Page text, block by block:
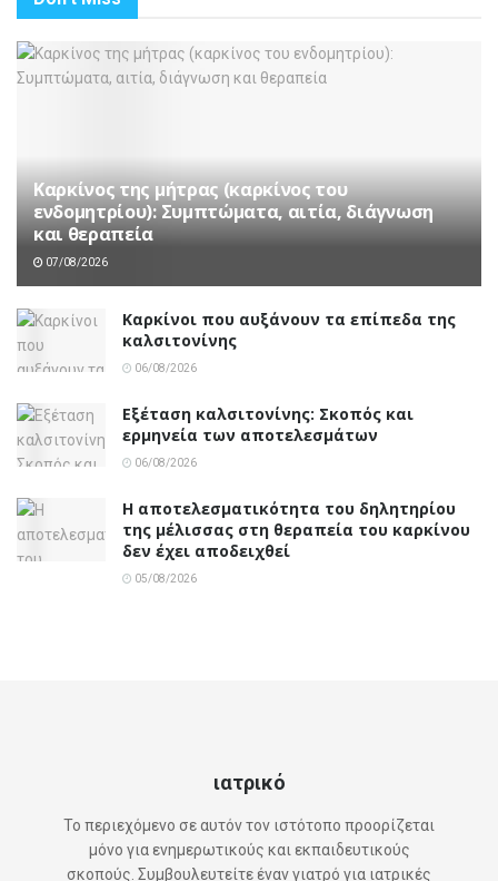
Καρκίνος της μήτρας (καρκίνος του
ενδομητρίου): Συμπτώματα, αιτία, διάγνωση
και θεραπεία
07/08/2026
Καρκίνοι που αυξάνουν τα επίπεδα της
καλσιτονίνης
06/08/2026
Εξέταση καλσιτονίνης: Σκοπός και
ερμηνεία των αποτελεσμάτων
06/08/2026
Η αποτελεσματικότητα του δηλητηρίου
της μέλισσας στη θεραπεία του καρκίνου
δεν έχει αποδειχθεί
05/08/2026
ιατρικό
Το περιεχόμενο σε αυτόν τον ιστότοπο προορίζεται
μόνο για ενημερωτικούς και εκπαιδευτικούς
σκοπούς. Συμβουλευτείτε έναν γιατρό για ιατρικές